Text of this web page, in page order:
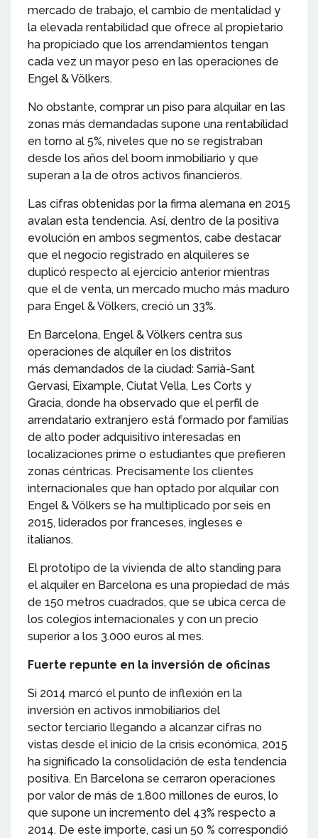
mercado de trabajo, el cambio de mentalidad y
la elevada rentabilidad que ofrece al propietario
ha propiciado que los arrendamientos tengan
cada vez un mayor peso en las operaciones de
Engel & Völkers.
No obstante, comprar un piso para alquilar en las
zonas más demandadas supone una rentabilidad
en torno al 5%, niveles que no se registraban
desde los años del boom inmobiliario y que
superan a la de otros activos financieros.
Las cifras obtenidas por la firma alemana en 2015
avalan esta tendencia. Así, dentro de la positiva
evolución en ambos segmentos, cabe destacar
que el negocio registrado en alquileres se
duplicó respecto al ejercicio anterior mientras
que el de venta, un mercado mucho más maduro
para Engel & Völkers, creció un 33%.
En Barcelona, Engel & Völkers centra sus
operaciones de alquiler en los distritos
más demandados de la ciudad: Sarrià-Sant
Gervasi, Eixample, Ciutat Vella, Les Corts y
Gracia, donde ha observado que el perfil de
arrendatario extranjero está formado por familias
de alto poder adquisitivo interesadas en
localizaciones prime o estudiantes que prefieren
zonas céntricas. Precisamente los clientes
internacionales que han optado por alquilar con
Engel & Völkers se ha multiplicado por seis en
2015, liderados por franceses, ingleses e
italianos.
El prototipo de la vivienda de alto standing para
el alquiler en Barcelona es una propiedad de más
de 150 metros cuadrados, que se ubica cerca de
los colegios internacionales y con un precio
superior a los 3.000 euros al mes.
Fuerte repunte en la inversión de oficinas
Si 2014 marcó el punto de inflexión en la
inversión en activos inmobiliarios del
sector terciario llegando a alcanzar cifras no
vistas desde el inicio de la crisis económica, 2015
ha significado la consolidación de esta tendencia
positiva. En Barcelona se cerraron operaciones
por valor de más de 1.800 millones de euros, lo
que supone un incremento del 43% respecto a
2014. De este importe, casi un 50 % correspondió